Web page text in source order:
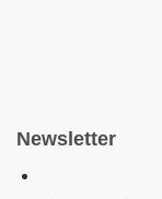
Newsletter